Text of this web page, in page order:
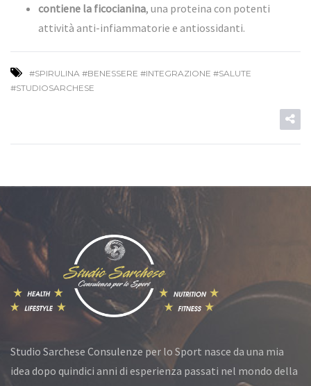
contiene la ficocianina, una proteina con potenti
attività anti-infiammatorie e antiossidanti.
#SPIRULINA #BENESSERE #INTEGRAZIONE #SALUTE
#STUDIOSARCHESE
Studio Sarchese Consulenze per lo Sport nasce da una mia
idea dopo quindici anni di esperienza passati nel mondo della